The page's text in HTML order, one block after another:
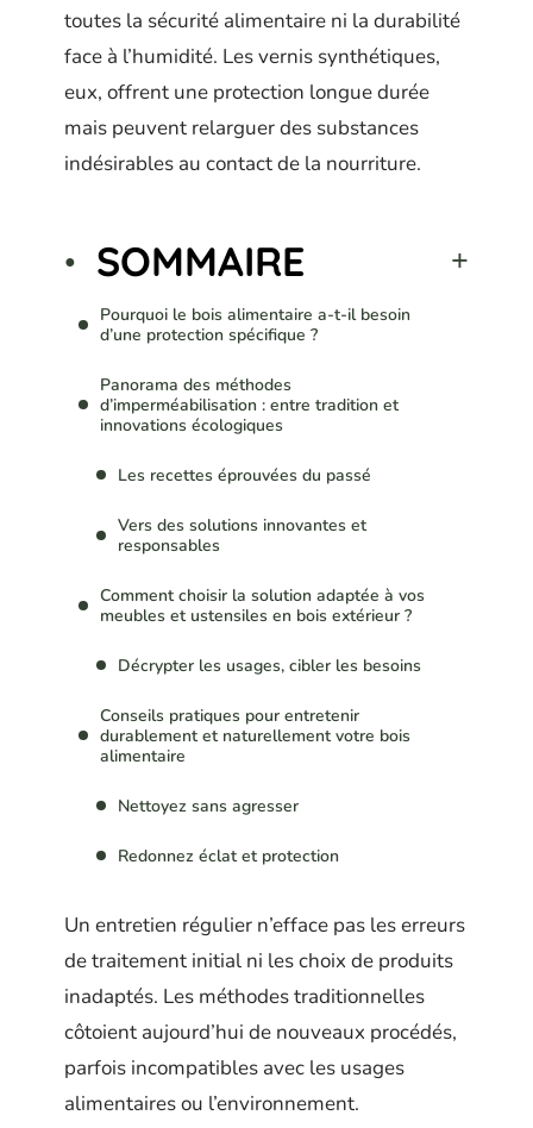
toutes la sécurité alimentaire ni la durabilité
face à l’humidité. Les vernis synthétiques,
eux, offrent une protection longue durée
mais peuvent relarguer des substances
indésirables au contact de la nourriture.
SOMMAIRE
Pourquoi le bois alimentaire a-t-il besoin
d’une protection spécifique ?
Panorama des méthodes
d’imperméabilisation : entre tradition et
innovations écologiques
Les recettes éprouvées du passé
Vers des solutions innovantes et
responsables
Comment choisir la solution adaptée à vos
meubles et ustensiles en bois extérieur ?
Décrypter les usages, cibler les besoins
Conseils pratiques pour entretenir
durablement et naturellement votre bois
alimentaire
Nettoyez sans agresser
Redonnez éclat et protection
Un entretien régulier n’efface pas les erreurs
de traitement initial ni les choix de produits
inadaptés. Les méthodes traditionnelles
côtoient aujourd’hui de nouveaux procédés,
parfois incompatibles avec les usages
alimentaires ou l’environnement.